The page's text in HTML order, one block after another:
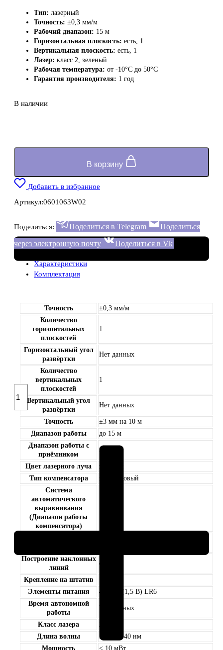
Тип: лазерный
Точность: ±0,3 мм/м
Рабочий диапазон: 15 м
Горизонтальная плоскость: есть, 1
Вертикальная плоскость: есть, 1
Лазер: класс 2, зеленый
Рабочая температура: от -10°C до 50°C
Гарантия производителя: 1 год
В наличии
Количество
товара
Лазерный
нивелир
Bosch
GLL
15
Professional
DK10
В корзину
Добавить в избранное
Артикул:0601063W02
Поделиться: Поделиться в Telegram
Поделиться
через электронную почту
Поделиться в Vk
Характеристики
Комплектация
Точность
±0,3 мм/м
Количество
горизонтальных
плоскостей
1
Горизонтальный угол
развёртки
Нет данных
Количество
вертикальных
плоскостей
1
Вертикальный угол
развёртки
Нет данных
Точность
±3 мм на 10 м
Диапазон работы
до 15 м
Диапазон работы с
приёмником
нет
Цвет лазерного луча
зеленый
Тип компенсатора
маятниковый
Система
автоматического
выравнивания
(Диапазон работы
компенсатора)
± 4°
Построение наклонных
линий
есть
Крепление на штатив
Элементы питания
4 х АА (1,5 В) LR6
Время автономной
работы
Нет данных
Класс лазера
Длина волны
500 — 540 нм
Мощность
< 10 мВт